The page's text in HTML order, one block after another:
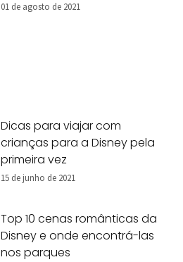
01 de agosto de 2021
Dicas para viajar com
crianças para a Disney pela
primeira vez
15 de junho de 2021
Top 10 cenas românticas da
Disney e onde encontrá-las
nos parques